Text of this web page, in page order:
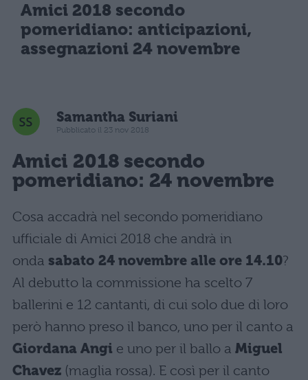
Amici 2018 secondo
pomeridiano: anticipazioni,
assegnazioni 24 novembre
Samantha Suriani
Pubblicato il 23 nov 2018
Amici 2018 secondo
pomeridiano: 24 novembre
Cosa accadrà nel secondo pomeridiano
ufficiale di Amici 2018 che andrà in
onda sabato 24 novembre alle ore 14.10?
Al debutto la commissione ha scelto 7
ballerini e 12 cantanti, di cui solo due di loro
però hanno preso il banco, uno per il canto a
Giordana Angi e uno per il ballo a Miguel
Chavez (maglia rossa). E così per il canto